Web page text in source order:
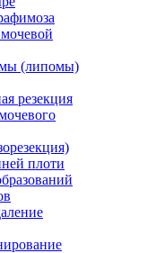
(липомы)
резекция
плоти